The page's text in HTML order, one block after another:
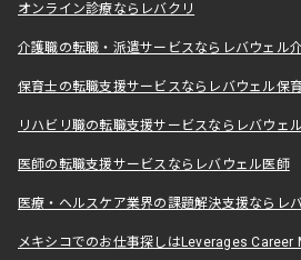
オンライン診療ならレバクリ
介護職の転職・派遣サービスならレバウェル
保育士の転職支援サービスならレバウェル保
リハビリ職の転職支援サービスならレバウェ
医師の転職支援サービスならレバウェル医師
医療・ヘルスケア業界の課題解決支援ならレ
メキシコでのお仕事探しはLeverages Career